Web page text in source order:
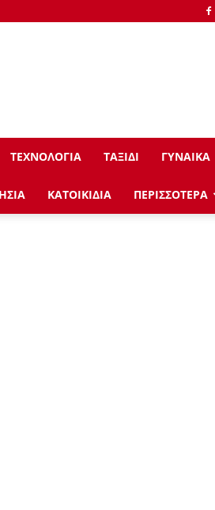
ΤΕΧΝΟΛΟΓΙΑ ΤΑΞΙΔΙ ΓΥΝΑΙΚΑ
ΚΑΤΟΙΚΙΔΙΑ ΠΕΡΙΣΣΟΤΕΡΑ